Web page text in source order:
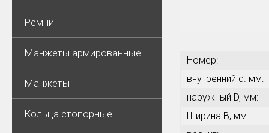
Ремни
Манжеты армированные
Манжеты
Кольца стопорные
Номер:
внутренний d. мм:
наружный D, мм:
Ширина В, мм: